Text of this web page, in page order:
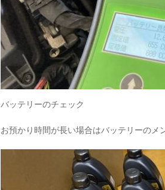
バッテリーのチェック
お預かり時間が長い場合はバッテリーのメ